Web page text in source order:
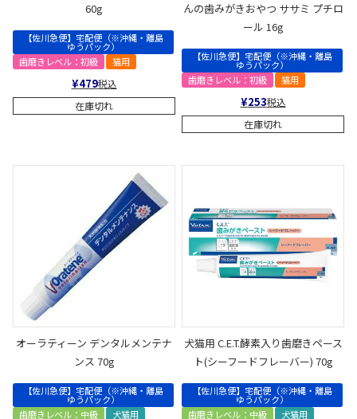
60g
【佐川急便】宅配便（※沖縄・離島
ゆうパック）
歯磨きレベル：初級
猫用
¥479税込
在庫切れ
んの歯みがきおやつ ササミ プチロ
ール 16g
【佐川急便】宅配便（※沖縄・離島
ゆうパック）
歯磨きレベル：初級
猫用
¥253税込
在庫切れ
オーラティーン デンタルメンテナ
ンス 70g
【佐川急便】宅配便（※沖縄・離島
ゆうパック）
歯磨きレベル：中級
犬猫用
犬猫用 C.E.T.酵素入り歯磨きペース
ト(シーフードフレーバー) 70g
【佐川急便】宅配便（※沖縄・離島
ゆうパック）
歯磨きレベル：中級
犬猫用